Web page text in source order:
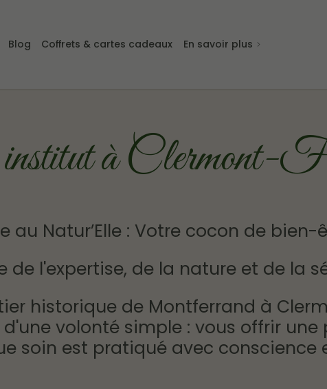
Blog Coffrets & cartes cadeaux En savoir plus
à Clermont-
au Natur’Elle : Votre cocon de
de l'expertise, de la nature et de la
historique de Montferrand à
d'une volonté simple : vous offrir
soin est pratiqué avec conscience